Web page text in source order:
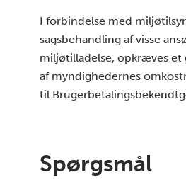
I forbindelse med
sagsbehandling af visse
miljøtilladelse, opkræves
af myndighedernes
til
Spørgsmål